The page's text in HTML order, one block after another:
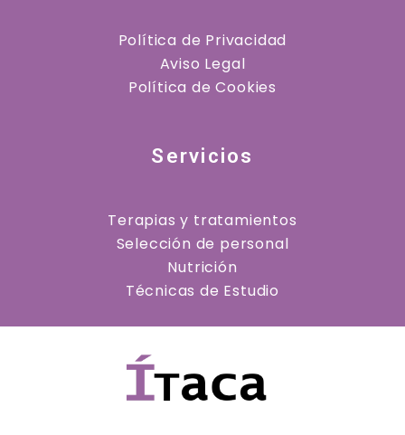
Política de Privacidad
Aviso Legal
Política de Cookies
Servicios
Terapias y tratamientos
Selección de personal
Nutrición
Técnicas de Estudio